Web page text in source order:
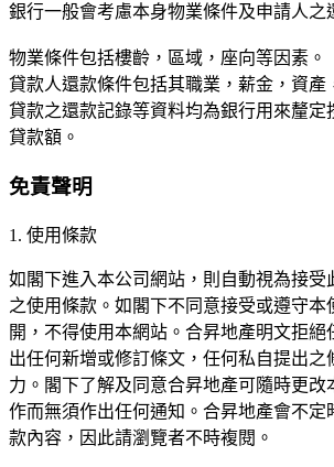
銀行一般會考慮本身物業條件及申請人之
物業條件包括樓齡，區域，座向等因素。
貸款人還款條件包括其職業，薪金，資產
貸款之還款記錄等資料均為銀行用來釐定
貸款額。
免責聲明
1. 使用條款
如閣下進入本公司網站，則自動視為接受
之使用條款。如閣下不同意接受或遵守本
開，不得使用本網站。合昇地產明文拒絕
出任何新增或修訂條文，任何私自提出之
力。閣下了解及同意合昇地產可隨時更改
作而無須作出任何通知。合昇地產會不定
款內容，因此請瀏覽者不時複閱。